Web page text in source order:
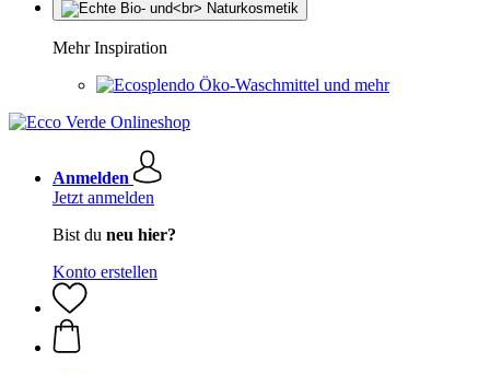
Mehr Inspiration
Öko-Waschmittel und mehr
Anmelden
Jetzt anmelden
Bist du neu hier?
Konto erstellen